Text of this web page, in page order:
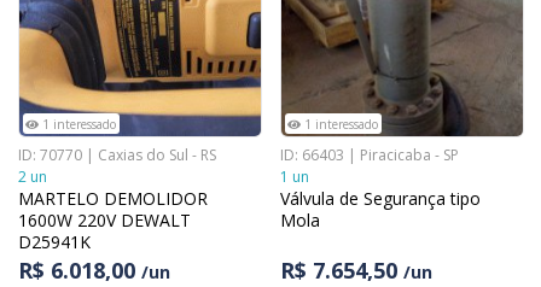
1 interessado
ID: 70770 | Caxias do Sul - RS
2 un
MARTELO DEMOLIDOR
1600W 220V DEWALT
D25941K
R$ 6.018,00 /un
1 interessado
ID: 66403 | Piracicaba - SP
1 un
Válvula de Segurança tipo
Mola
R$ 7.654,50 /un